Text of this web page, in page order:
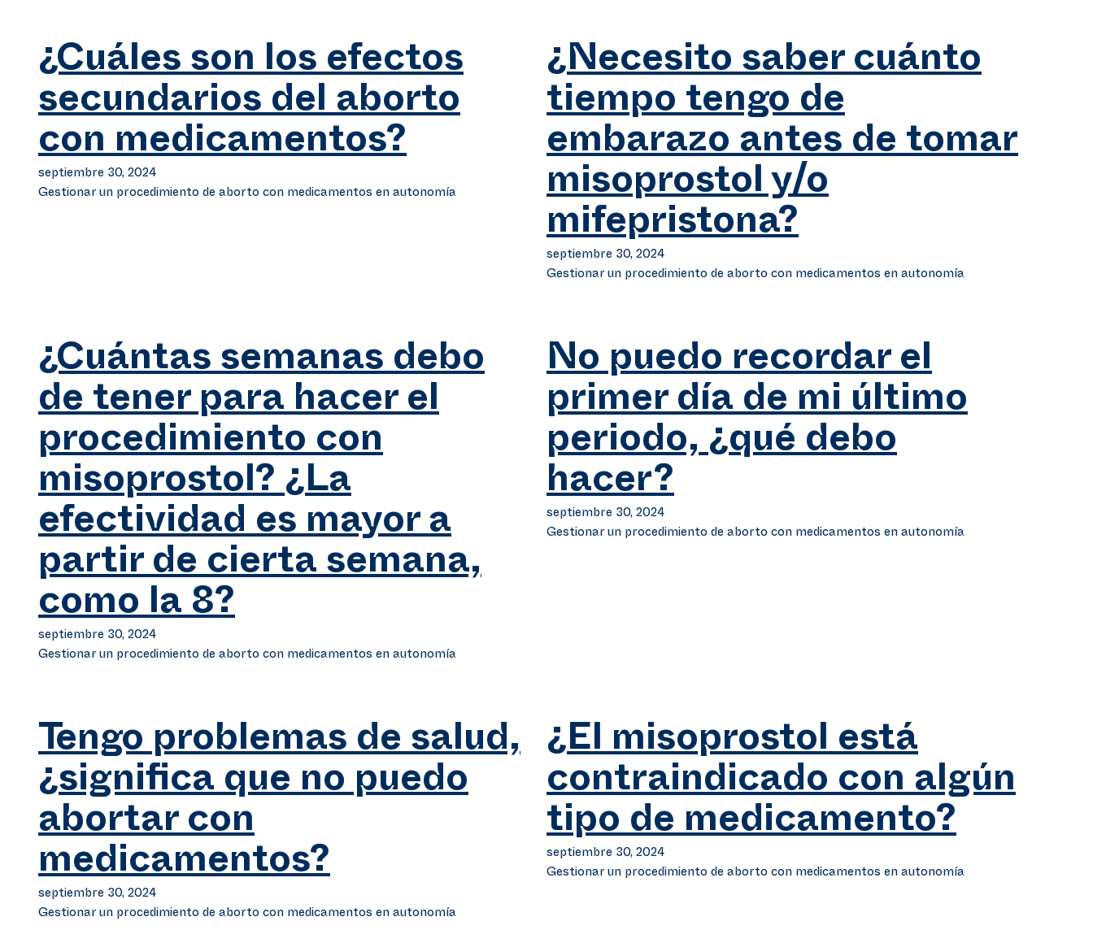
¿Cuáles son los efectos
secundarios del aborto
con medicamentos?
septiembre 30, 2024
Gestionar un procedimiento de aborto con medicamentos en autonomía
¿Necesito saber cuánto
tiempo tengo de
embarazo antes de tomar
misoprostol y/o
mifepristona?
septiembre 30, 2024
Gestionar un procedimiento de aborto con medicamentos en autonomía
¿Cuántas semanas debo
de tener para hacer el
procedimiento con
misoprostol? ¿La
efectividad es mayor a
partir de cierta semana,
como la 8?
septiembre 30, 2024
Gestionar un procedimiento de aborto con medicamentos en autonomía
No puedo recordar el
primer día de mi último
periodo, ¿qué debo
hacer?
septiembre 30, 2024
Gestionar un procedimiento de aborto con medicamentos en autonomía
Tengo problemas de salud,
¿significa que no puedo
abortar con
medicamentos?
septiembre 30, 2024
Gestionar un procedimiento de aborto con medicamentos en autonomía
¿El misoprostol está
contraindicado con algún
tipo de medicamento?
septiembre 30, 2024
Gestionar un procedimiento de aborto con medicamentos en autonomía